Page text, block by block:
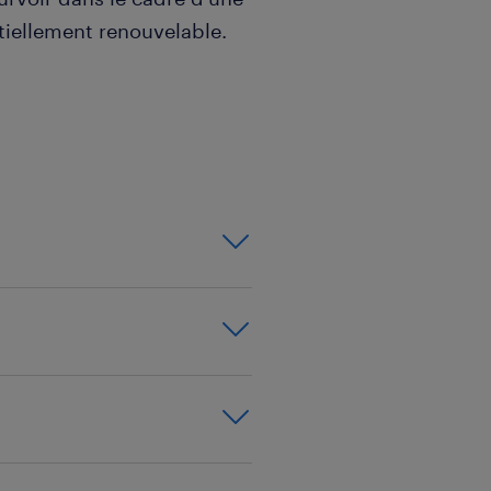
renouvelable.
45 K€ à négocier
en contentieux civil